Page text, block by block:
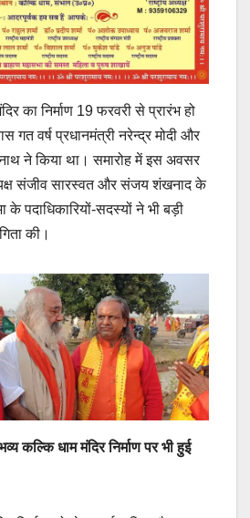
का निर्माण 19 फरवरी से प्रारंभ हो
गत वर्ष प्रधानमंत्री नरेन्द्र मोदी और
ने किया था। समारोह में इस अवसर
संजीव सारस्वत और संजय शंखनाद के
के पदाधिकारियों-सदस्यों ने भी बड़ी
की।
कल्कि धाम मंदिर निर्माण पर भी हुई